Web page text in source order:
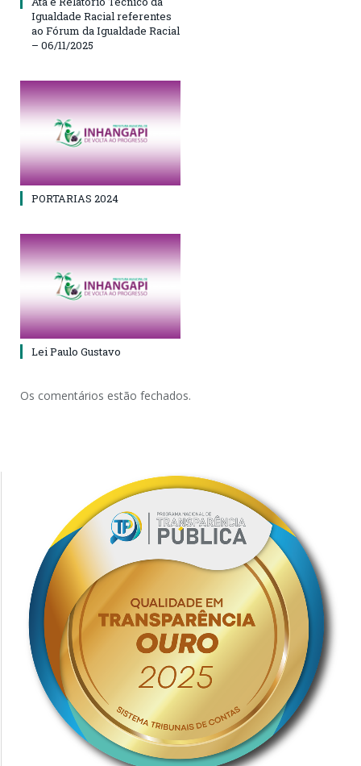
Igualdade Racial referentes
ao Fórum da Igualdade Racial
– 06/11/2025
PORTARIAS 2024
Lei Paulo Gustavo
Os comentários estão fechados.